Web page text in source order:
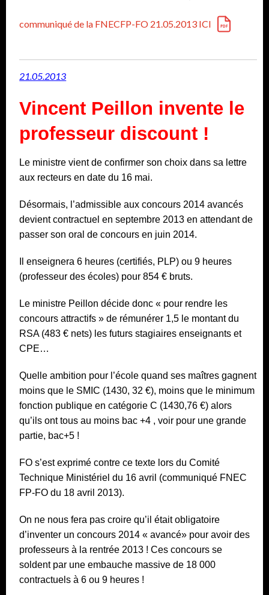
communiqué de la FNECFP-FO 21.05.2013 ICI
21.05.2013
Vincent Peillon invente le
professeur discount !
Le ministre vient de confirmer son choix dans sa lettre
aux recteurs en date du 16 mai.
Désormais, l’admissible aux concours 2014 avancés
devient contractuel en septembre 2013 en attendant de
passer son oral de concours en juin 2014.
Il enseignera 6 heures (certifiés, PLP) ou 9 heures
(professeur des écoles) pour 854 € bruts.
Le ministre Peillon décide donc « pour rendre les
concours attractifs » de rémunérer 1,5 le montant du
RSA (483 € nets) les futurs stagiaires enseignants et
CPE…
Quelle ambition pour l’école quand ses maîtres gagnent
moins que le SMIC (1430, 32 €), moins que le minimum
fonction publique en catégorie C (1430,76 €) alors
qu’ils ont tous au moins bac +4 , voir pour une grande
partie, bac+5 !
FO s’est exprimé contre ce texte lors du Comité
Technique Ministériel du 16 avril (communiqué FNEC
FP-FO du 18 avril 2013).
On ne nous fera pas croire qu’il était obligatoire
d’inventer un concours 2014 « avancé» pour avoir des
professeurs à la rentrée 2013 ! Ces concours se
soldent par une embauche massive de 18 000
contractuels à 6 ou 9 heures !